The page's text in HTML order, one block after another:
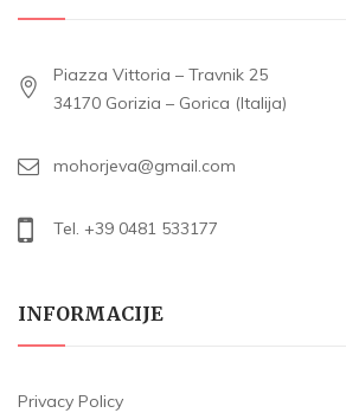
Piazza Vittoria – Travnik 25
34170 Gorizia – Gorica (Italija)
mohorjeva@gmail.com
Tel. +39 0481 533177
INFORMACIJE
Privacy Policy